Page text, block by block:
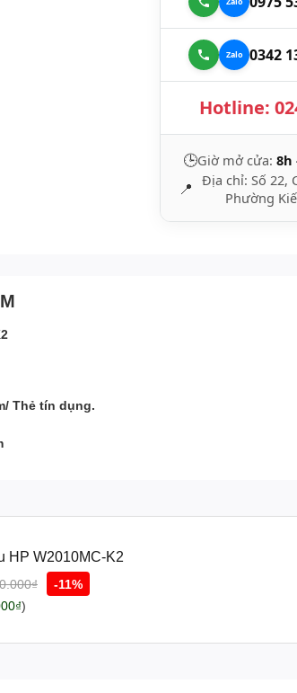
0342
Hotline:
🕒Giờ mở cửa:8h
📍
Địa chỉ: Số 22,
Phường
Thẻ tín dụng.
HP W2010MC-K2
-11%
)